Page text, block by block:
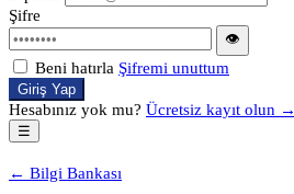
Şifre
👁
Beni hatırla Şifremi unuttum
Giriş Yap
Hesabınız yok mu? Ücretsiz kayıt olun →
☰
← Bilgi Bankası